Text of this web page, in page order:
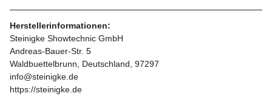
Herstellerinformationen:
Steinigke Showtechnic GmbH
Andreas-Bauer-Str. 5
Waldbuettelbrunn, Deutschland, 97297
info@steinigke.de
https://steinigke.de